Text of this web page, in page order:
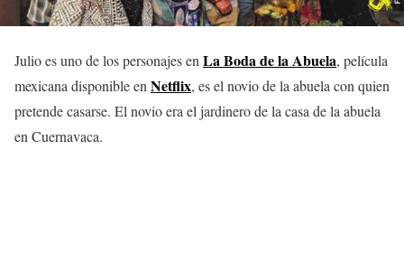
Julio es uno de los personajes en La Boda de la Abuela, película
mexicana disponible en Netflix, es el novio de la abuela con quien
pretende casarse. El novio era el jardinero de la casa de la abuela
en Cuernavaca.